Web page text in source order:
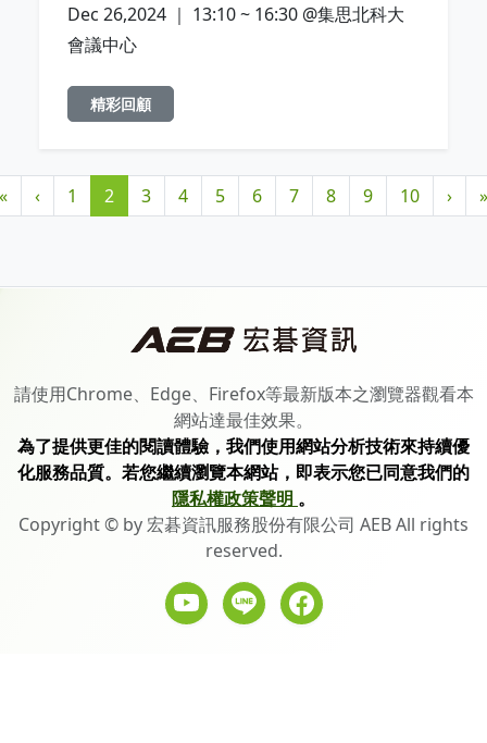
Dec 26,2024 ｜ 13:10 ~ 16:30 @集思北科大
會議中心
精彩回顧
« ‹ 1 2 3 4 5 6 7 8 9 10 › »
請使用Chrome、Edge、Firefox等最新版本之瀏覽器觀看本
網站達最佳效果。
為了提供更佳的閱讀體驗，我們使用網站分析技術來持續優
化服務品質。若您繼續瀏覽本網站，即表示您已同意我們的
隱私權政策聲明 。
Copyright © by 宏碁資訊服務股份有限公司 AEB All rights
reserved.